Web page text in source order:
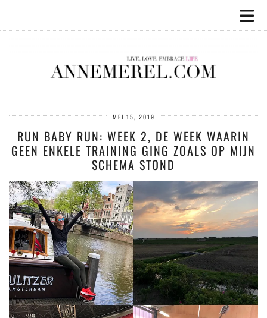
MEI 15, 2019
RUN BABY RUN: WEEK 2, DE WEEK WAARIN
GEEN ENKELE TRAINING GING ZOALS OP MIJN
SCHEMA STOND